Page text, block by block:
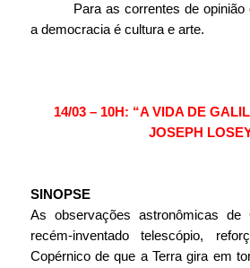
Para as correntes de
a democracia é cultura e arte.
14/03 – 10H: “A VIDA DE
JOSEPH
SINOPSE
As observações astronômicas de
recém-inventado telescópio,
Copérnico de que a Terra gira em